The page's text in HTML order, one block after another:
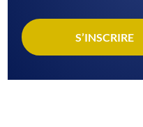
S’INSCRIRE